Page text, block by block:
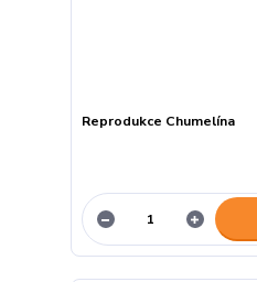
Reprodukce Chumelína